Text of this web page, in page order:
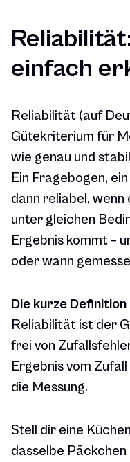
einfach
Reliabilität (auf
Gütekriterium für
wie genau und
Ein Fragebogen,
dann reliabel,
unter gleichen
Ergebnis kommt –
oder wann
Die kurze Definition
Reliabilität ist der
frei von
Ergebnis vom
die Messung.
Stell dir eine
dasselbe